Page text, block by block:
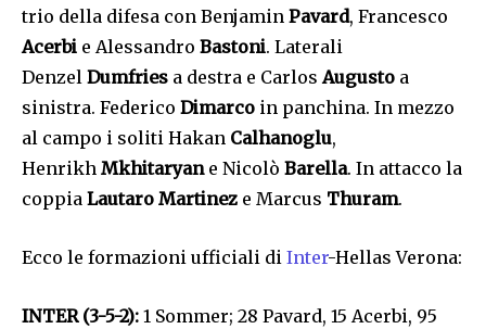
trio della difesa con Benjamin Pavard, Francesco
Acerbi e Alessandro Bastoni. Laterali
Denzel Dumfries a destra e CarlosAugusto a
sinistra. Federico Dimarco in panchina. In mezzo
al campo i soliti Hakan Calhanoglu,
Henrikh Mkhitaryane Nicolò Barella. In attacco la
coppia Lautaro Martinez e Marcus Thuram.
Ecco le formazioni ufficiali di Inter-Hellas Verona:
INTER (3-5-2): 1 Sommer; 28 Pavard, 15 Acerbi, 95